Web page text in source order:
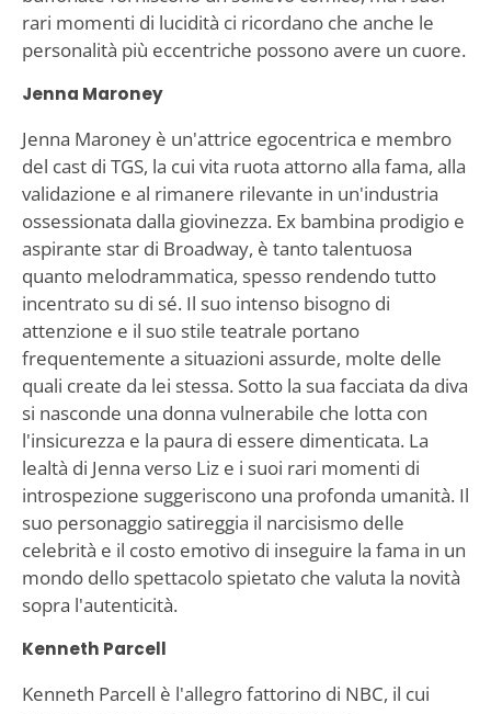
rari momenti di lucidità ci ricordano che anche le
personalità più eccentriche possono avere un cuore.
Jenna Maroney
Jenna Maroney è un'attrice egocentrica e membro
del cast di TGS, la cui vita ruota attorno alla fama, alla
validazione e al rimanere rilevante in un'industria
ossessionata dalla giovinezza. Ex bambina prodigio e
aspirante star di Broadway, è tanto talentuosa
quanto melodrammatica, spesso rendendo tutto
incentrato su di sé. Il suo intenso bisogno di
attenzione e il suo stile teatrale portano
frequentemente a situazioni assurde, molte delle
quali create da lei stessa. Sotto la sua facciata da diva
si nasconde una donna vulnerabile che lotta con
l'insicurezza e la paura di essere dimenticata. La
lealtà di Jenna verso Liz e i suoi rari momenti di
introspezione suggeriscono una profonda umanità. Il
suo personaggio satireggia il narcisismo delle
celebrità e il costo emotivo di inseguire la fama in un
mondo dello spettacolo spietato che valuta la novità
sopra l'autenticità.
Kenneth Parcell
Kenneth Parcell è l'allegro fattorino di NBC, il cui